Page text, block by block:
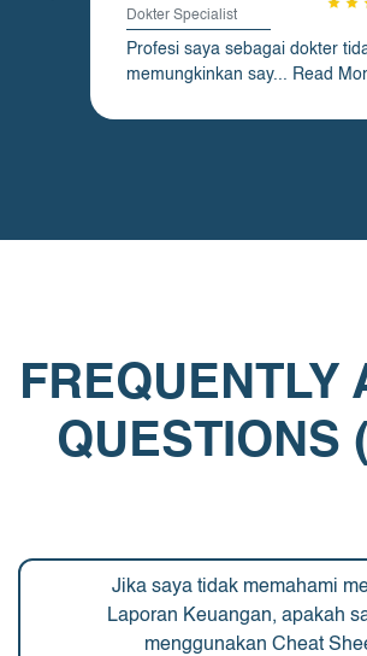
Dokter Specialist
Profesi saya sebagai dokter
memungkinkan say...
Read
FREQUENTLY
QUESTIONS
Jika saya tidak memahami
Laporan Keuangan, apakah
menggunakan Cheat